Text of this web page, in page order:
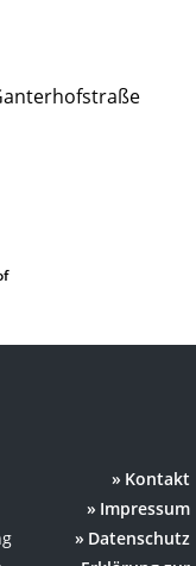
Kontakt
Impressum
Datenschutz